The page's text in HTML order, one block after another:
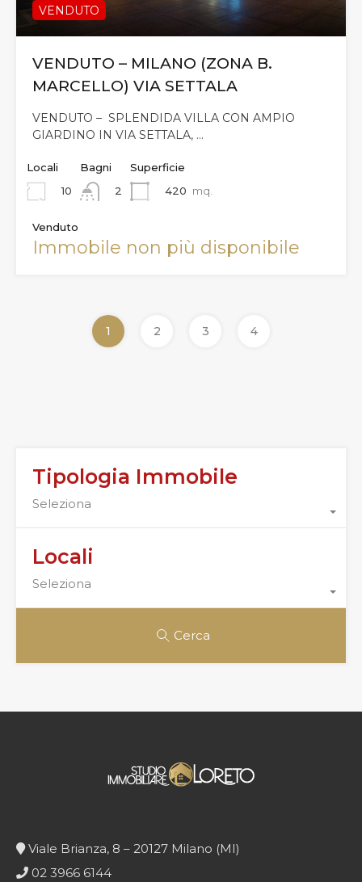
VENDUTO
VENDUTO – MILANO (ZONA B.
MARCELLO) VIA SETTALA
VENDUTO – SPLENDIDA VILLA CON AMPIO
GIARDINO IN VIA SETTALA, …
Locali
10
Bagni
2
Superficie
420 mq.
Venduto
Immobile non più disponibile
1 2 3 4
Tipologia Immobile
Seleziona
Locali
Seleziona
Cerca
Viale Brianza, 8 – 20127 Milano (MI)
02 3966 6144